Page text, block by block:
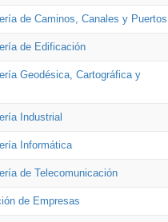
de Caminos, Canales y Puertos
de Edificación
Geodésica, Cartográfica y
Industrial
Informática
de Telecomunicación
de Empresas